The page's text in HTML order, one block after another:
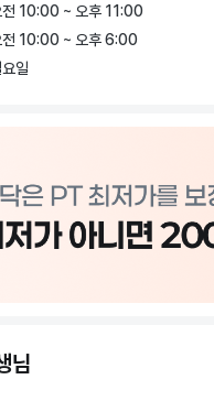
전 10:00 ~ 오후 11:00
전 10:00 ~ 오후 6:00
일
님